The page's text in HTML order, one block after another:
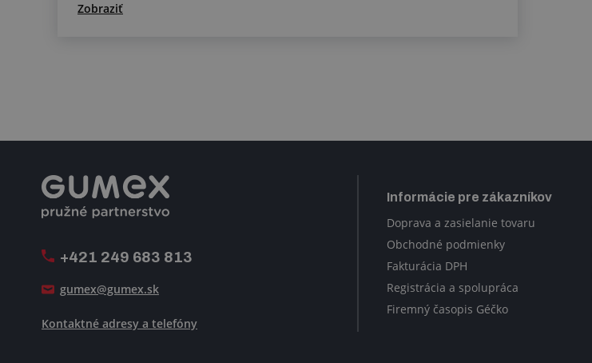
Zobraziť
+421 249 683 813
gumex@gumex.sk
Kontaktné adresy a telefóny
Informácie pre zákazníkov
Doprava a zasielanie tovaru
Obchodné podmienky
Fakturácia DPH
Registrácia a spolupráca
Firemný časopis Géčko